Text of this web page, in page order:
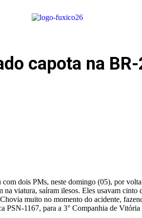
capota na
dois PMs, neste domingo (05), por
viatura, saíram ilesos. Eles usavam cinto
muito no momento do acidente,
PSN-1167, para a 3° Companhia de